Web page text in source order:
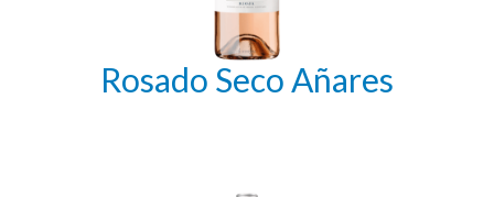
Rosado Seco Añares